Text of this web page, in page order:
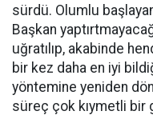
sürdü. Olumlu
Başkan
uğratılıp, akabinde
bir kez daha en iyi
yöntemine yeniden
süreç çok kıymetli bir